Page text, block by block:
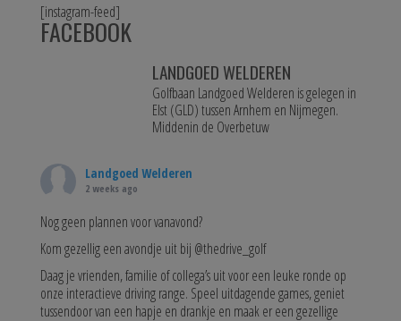
[instagram-feed]
FACEBOOK
LANDGOED WELDEREN
Golfbaan Landgoed Welderen is gelegen in
Elst (GLD) tussen Arnhem en Nijmegen.
Middenin de Overbetuw
Landgoed Welderen
2 weeks ago
Nog geen plannen voor vanavond?
Kom gezellig een avondje uit bij @thedrive_golf
Daag je vrienden, familie of collega’s uit voor een leuke ronde op
onze interactieve driving range. Speel uitdagende games, geniet
tussendoor van een hapje en drankje en maak er een gezellige